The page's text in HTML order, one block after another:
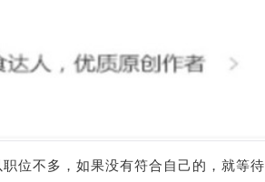
位不多，如果没有符合自己的，就等待